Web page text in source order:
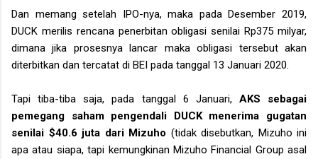
Dan memang setelah IPO-nya, maka pada Desember 2019,
DUCK merilis rencana penerbitan obligasi senilai Rp375 milyar,
dimana jika prosesnya lancar maka obligasi tersebut akan
diterbitkan dan tercatat di BEI pada tanggal 13 Januari 2020.
Tapi tiba-tiba saja, pada tanggal 6 Januari, AKS sebagai
pemegang saham pengendali DUCK menerima gugatan
senilai $40.6 juta dari Mizuho (tidak disebutkan, Mizuho ini
apa atau siapa, tapi kemungkinan Mizuho Financial Group asal